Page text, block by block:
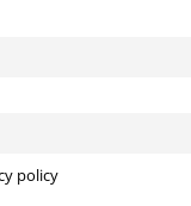
policy